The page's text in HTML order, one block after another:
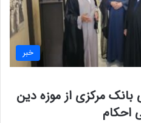
خبر
مرکزی از موزه دین
احکام